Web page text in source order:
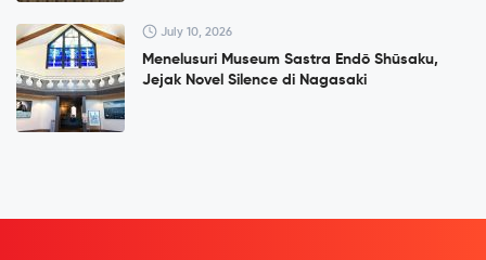
July 10, 2026
Menelusuri Museum Sastra Endō Shūsaku,
Jejak Novel Silence di Nagasaki